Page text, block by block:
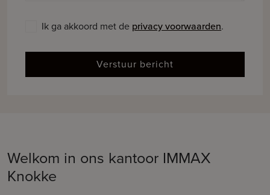
Ik ga akkoord met de privacy voorwaarden.
Verstuur bericht
Welkom in ons kantoor IMMAX
Knokke